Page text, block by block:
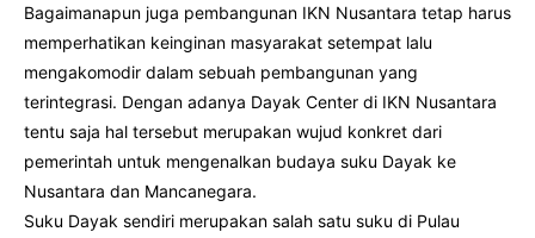
Bagaimanapun juga pembangunan IKN Nusantara tetap harus
memperhatikan keinginan masyarakat setempat lalu
mengakomodir dalam sebuah pembangunan yang
terintegrasi. Dengan adanya Dayak Center di IKN Nusantara
tentu saja hal tersebut merupakan wujud konkret dari
pemerintah untuk mengenalkan budaya suku Dayak ke
Nusantara dan Mancanegara.
Suku Dayak sendiri merupakan salah satu suku di Pulau